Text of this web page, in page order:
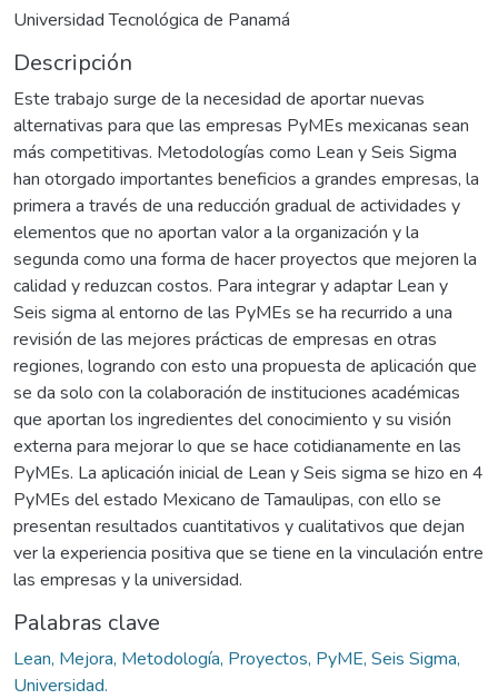
Universidad Tecnológica de Panamá
Descripción
Este trabajo surge de la necesidad de aportar nuevas
alternativas para que las empresas PyMEs mexicanas sean
más competitivas. Metodologías como Lean y Seis Sigma
han otorgado importantes beneficios a grandes empresas, la
primera a través de una reducción gradual de actividades y
elementos que no aportan valor a la organización y la
segunda como una forma de hacer proyectos que mejoren la
calidad y reduzcan costos. Para integrar y adaptar Lean y
Seis sigma al entorno de las PyMEs se ha recurrido a una
revisión de las mejores prácticas de empresas en otras
regiones, logrando con esto una propuesta de aplicación que
se da solo con la colaboración de instituciones académicas
que aportan los ingredientes del conocimiento y su visión
externa para mejorar lo que se hace cotidianamente en las
PyMEs. La aplicación inicial de Lean y Seis sigma se hizo en 4
PyMEs del estado Mexicano de Tamaulipas, con ello se
presentan resultados cuantitativos y cualitativos que dejan
ver la experiencia positiva que se tiene en la vinculación entre
las empresas y la universidad.
Palabras clave
Lean, Mejora, Metodología, Proyectos, PyME, Seis Sigma,
Universidad.